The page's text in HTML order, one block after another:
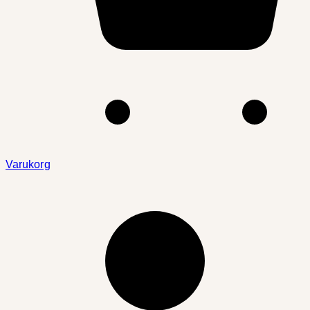
Varukorg